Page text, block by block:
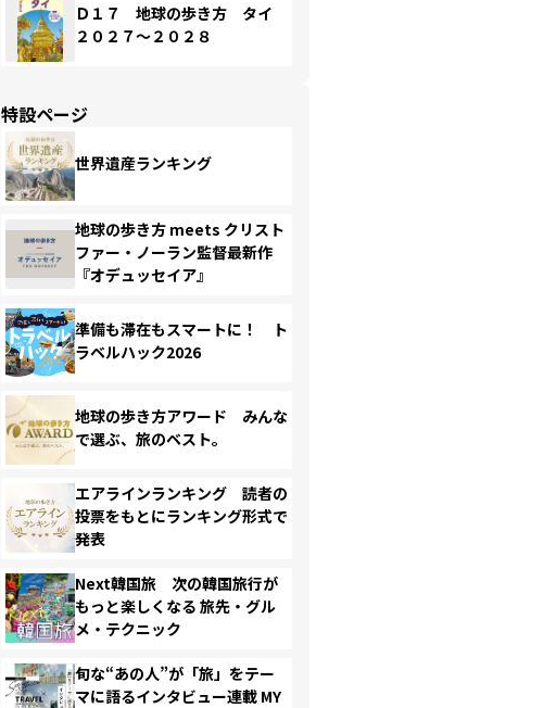
Ｄ１７ 地球の歩き方 タイ
２０２７～２０２８
特設ページ
世界遺産ランキング
地球の歩き方 meets クリスト
ファー・ノーラン監督最新作
『オデュッセイア』
準備も滞在もスマートに！ ト
ラベルハック2026
地球の歩き方アワード みんな
で選ぶ、旅のベスト。
エアラインランキング 読者の
投票をもとにランキング形式で
発表
Next韓国旅 次の韓国旅行が
もっと楽しくなる 旅先・グル
メ・テクニック
旬な“あの人”が「旅」をテー
マに語るインタビュー連載 MY